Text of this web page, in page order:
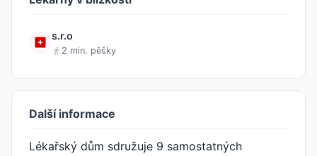
s.r.o
2 min. pěšky
Další informace
Lékařský dům sdružuje 9 samostatných